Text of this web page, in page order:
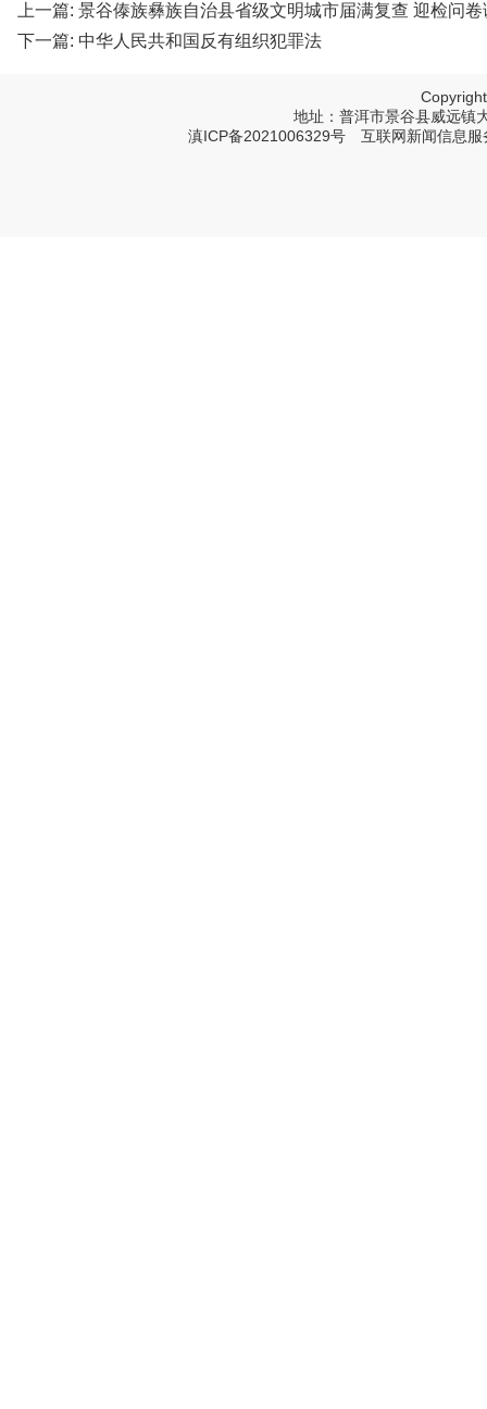
上一篇: 景谷傣族彝族自治县省级文明城市届满复查 迎检问
下一篇: 中华人民共和国反有组织犯罪法
地址：普洱市景谷县威远
滇ICP备2021006329号 互联网新闻信息服